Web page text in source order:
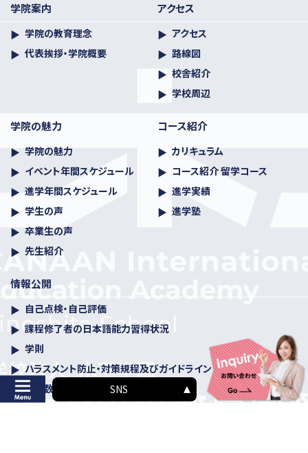
SNS
学院案内
学院の教育理念
代表挨拶・学院概要
アクセス
アクセス
路線図
校舎紹介
学校周辺
学院の魅力
学院の魅力
イベント年間スケジュール
進学年間スケジュール
学生の声
卒業生の声
先生紹介
コース紹介
カリキュラム
コース紹介 留学コース
進学実績
進学塾
情報公開
自己点検・自己評価
課程修了者の日本語能力習得状況
学則
ハラスメント防⽌・対策規程及びガイドライン
学生数・教職員数等の概要